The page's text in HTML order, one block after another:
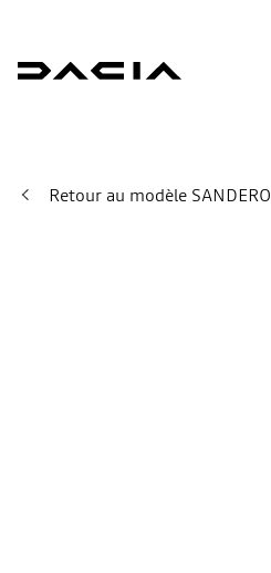
Retour au modèle SANDERO